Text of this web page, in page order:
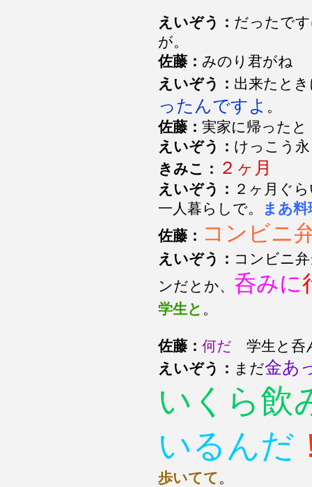
えいぞう： だったで
が。
佐藤： みのり君がね
えいぞう： 出来たと
ったんですよ 。
佐藤： 実家に帰ったと
えいぞう： けっこう
きみこ： ２ヶ月
えいぞう： ２ヶ月ぐ
一人暮らしで。
まあ
佐藤： コンビニ
えいぞう： コンビニ
ンだとか、 呑みに
学生と 。
佐藤： 何だ 学生と呑
えいぞう： まだ金あ
いくら飲
いるんだ
歩いてて。